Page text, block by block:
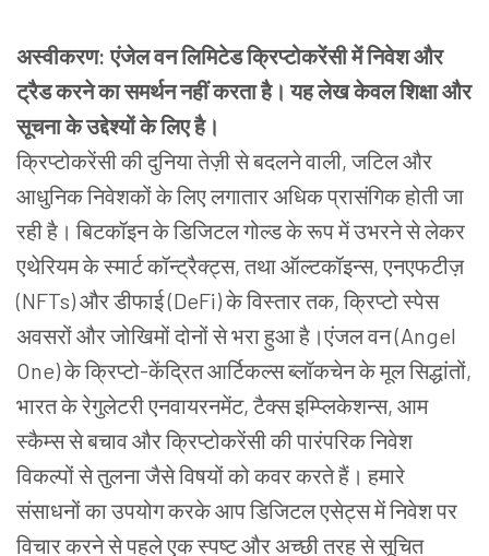
अस्वीकरण: एंजेल वन लिमिटेड क्रिप्टोकरेंसी में निवेश और
ट्रैड करने का समर्थन नहीं करता है। यह लेख केवल शिक्षा और
सूचना के उद्देश्यों के लिए है।
क्रिप्टोकरेंसी की दुनिया तेज़ी से बदलने वाली, जटिल और
आधुनिक निवेशकों के लिए लगातार अधिक प्रासंगिक होती जा
रही है। बिटकॉइन के डिजिटल गोल्ड के रूप में उभरने से लेकर
एथेरियम के स्मार्ट कॉन्ट्रैक्ट्स, तथा ऑल्टकॉइन्स, एनएफटीज़
(NFTs) और डीफाई (DeFi) के विस्तार तक, क्रिप्टो स्पेस
अवसरों और जोखिमों दोनों से भरा हुआ है।एंजल वन (Angel
One) के क्रिप्टो-केंद्रित आर्टिकल्स ब्लॉकचेन के मूल सिद्धांतों,
भारत के रेगुलेटरी एनवायरनमेंट, टैक्स इम्प्लिकेशन्स, आम
स्कैम्स से बचाव और क्रिप्टोकरेंसी की पारंपरिक निवेश
विकल्पों से तुलना जैसे विषयों को कवर करते हैं। हमारे
संसाधनों का उपयोग करके आप डिजिटल एसेट्स में निवेश पर
विचार करने से पहले एक स्पष्ट और अच्छी तरह से सूचित